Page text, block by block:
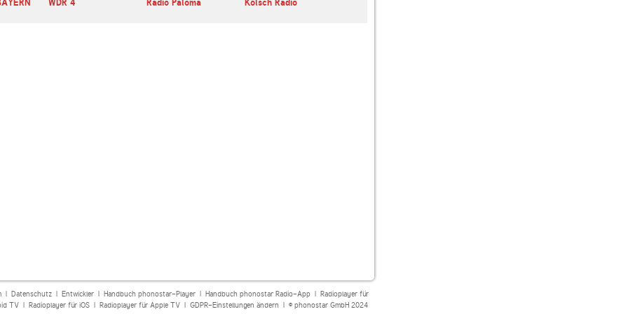
WDR 4 Radio Paloma Kölsch Radio
| Datenschutz| Entwickler| Handbuch phonostar-Player| Handbuch phonostar Radio-App| Radioplayer für
TV| Radioplayer für iOS| Radioplayer für Apple TV| GDPR-Einstellungen ändern | © phonostar GmbH 2024